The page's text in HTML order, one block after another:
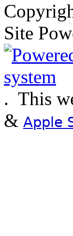
Site
. This
& Apple